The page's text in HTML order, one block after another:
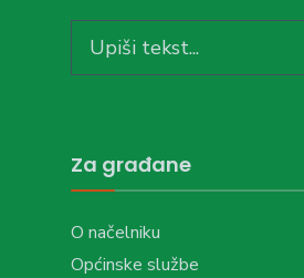
for:
Za građane
O načelniku
Općinske službe